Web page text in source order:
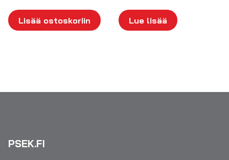
Lisää ostoskoriin Lue lisää
PSEK.FI